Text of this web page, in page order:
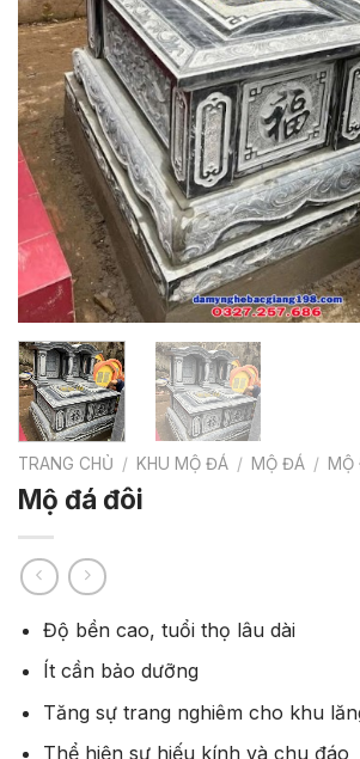
TRANG CHỦ / KHU MỘ ĐÁ / MỘ ĐÁ / MỘ
Mộ đá đôi
Độ bền cao, tuổi thọ lâu dài
Ít cần bảo dưỡng
Tăng sự trang nghiêm cho khu
Thể hiện sự hiếu kính và chu đáo